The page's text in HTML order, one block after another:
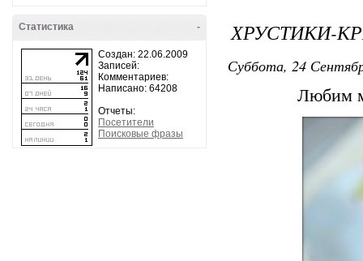
-
Статистика
Создан: 22.06.2009
Записей:
Комментариев:
Написано: 64208
Отчеты:
Посетители
Поисковые фразы
ХРУСТИКИ-
Суббота, 24
Любим